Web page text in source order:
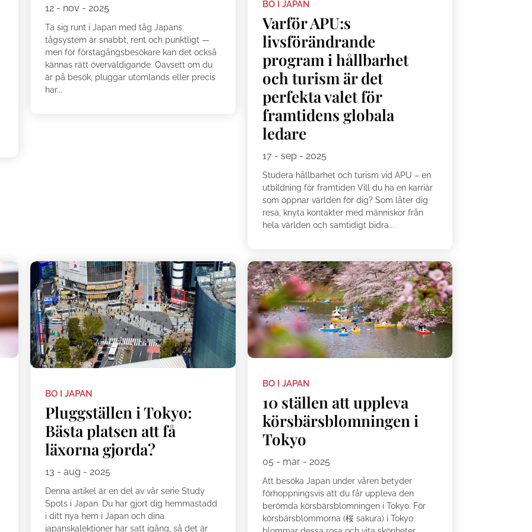
12 - nov - 2025
Ta sig runt i Japan med tåg Japans
tågsystem är snabbt, rent och punktligt —
men för förstagångsbesökare kan det också
kännas rätt överväldigande. Oavsett om du
är på besök, pluggar utomlands eller precis
har...
BO I JAPAN
Varför APU:s
livsförändrande
program i hållbarhet
och turism är det
perfekta valet för
framtidens globala
ledare
17 - sep - 2025
Studera hållbarhet och turism vid APU – en
utbildning för framtiden Vill du ha en karriär
som öppnar världen för dig? Som låter dig
resa, knyta kontakter med människor från
hela världen och samtidigt bidra...
BO I JAPAN
Pluggställen i Tokyo:
Bästa platsen att få
läxorna gjorda?
13 - aug - 2025
Denna artikel är en del av vår serie Study
Spots i Japan. Du har gjort dig hemmastadd
i ditt nya hem i Japan och dina
japanskalektioner har satt igång, så det är
BO I JAPAN
10 ställen att uppleva
körsbärsblomningen i
Tokyo
05 - mar - 2025
Att besöka Japan under våren betyder
förhoppningsvis att du får uppleva den
berömda körsbärsblomningen i Tokyo. För
körsbärsblommorna (桜 sakura) i Tokyo